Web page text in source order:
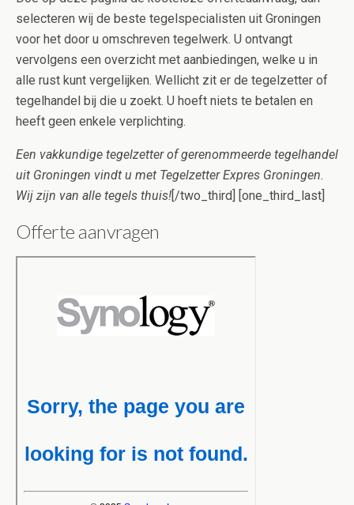
selecteren wij de beste tegelspecialisten uit Groningen
voor het door u omschreven tegelwerk. U ontvangt
vervolgens een overzicht met aanbiedingen, welke u in
alle rust kunt vergelijken. Wellicht zit er de tegelzetter of
tegelhandel bij die u zoekt. U hoeft niets te betalen en
heeft geen enkele verplichting.
Een vakkundige tegelzetter of gerenommeerde tegelhandel
uit Groningen vindt u met Tegelzetter Expres Groningen.
Wij zijn van alle tegels thuis![/two_third] [one_third_last]
Offerte aanvragen